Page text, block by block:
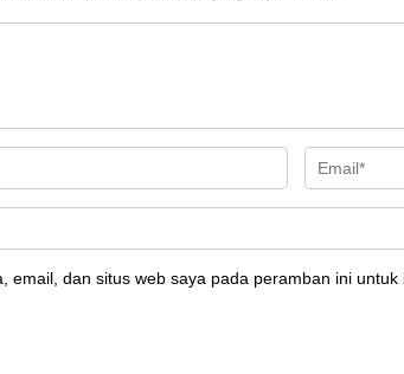
email, dan situs web saya pada peramban ini